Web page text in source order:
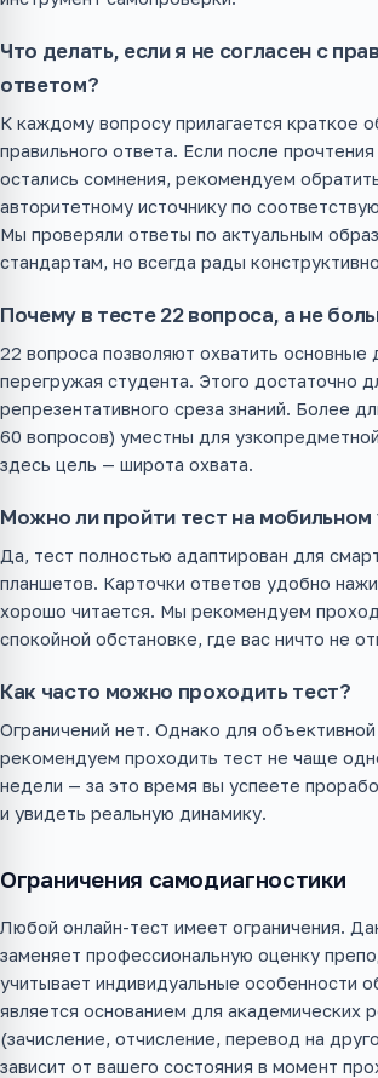
Что делать, если я не согласен с
ответом?
К каждому вопросу прилагается краткое
правильного ответа. Если после
остались сомнения, рекомендуем
авторитетному источнику по
Мы проверяли ответы по актуальным
стандартам, но всегда рады
Почему в тесте 22 вопроса, а не
22 вопроса позволяют охватить основные
перегружая студента. Этого достаточно
репрезентативного среза знаний. Более
60 вопросов) уместны для
здесь цель — широта охвата.
Можно ли пройти тест на мобильном
Да, тест полностью адаптирован для
планшетов. Карточки ответов удобно
хорошо читается. Мы рекомендуем
спокойной обстановке, где вас ничто не
Как часто можно проходить тест?
Ограничений нет. Однако для
рекомендуем проходить тест не чаще
недели — за это время вы успеете
и увидеть реальную динамику.
Ограничения самодиагностики
Любой онлайн-тест имеет ограничения.
заменяет профессиональную оценку
учитывает индивидуальные особенности
является основанием для академических
(зачисление, отчисление, перевод на
зависит от вашего состояния в момент